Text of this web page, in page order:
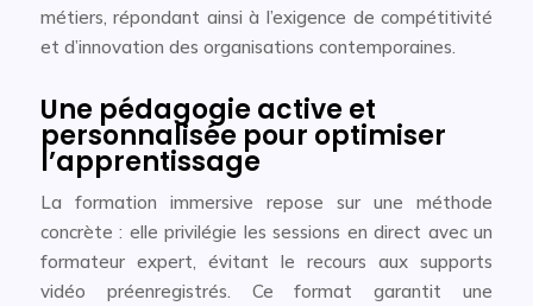
métiers, répondant ainsi à l’exigence de compétitivité
et d’innovation des organisations contemporaines.
Une pédagogie active et
personnalisée pour optimiser
l’apprentissage
La formation immersive repose sur une méthode
concrète : elle privilégie les sessions en direct avec un
formateur expert, évitant le recours aux supports
vidéo préenregistrés. Ce format garantit une